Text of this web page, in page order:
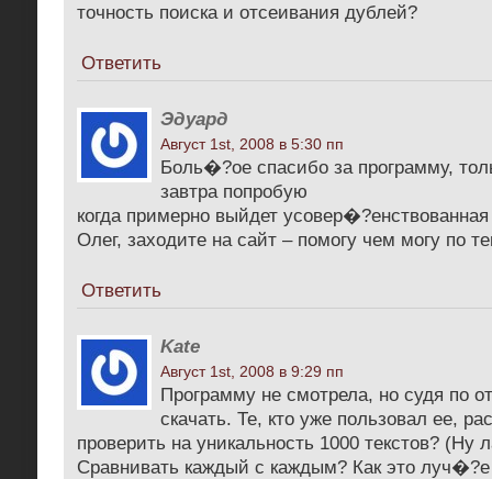
точность поиска и отсеивания дублей?
Ответить
Эдуард
Август 1st, 2008 в 5:30 пп
Боль�?ое спасибо за программу,
завтра попробую
когда примерно выйдет
Олег, заходите на сайт – помогу чем могу по
Ответить
Kate
Август 1st, 2008 в 9:29 пп
Программу не смотрела, но судя по
скачать. Те, кто уже пользовал ее,
проверить на уникальность 1000 текстов? (Ну
Сравнивать каждый с каждым? Как это